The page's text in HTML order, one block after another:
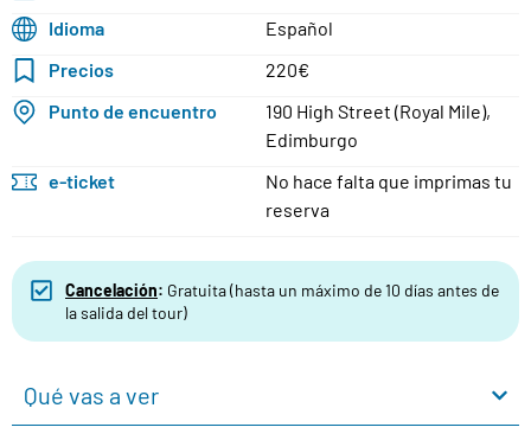
Idioma
Español
Precios
220€
Punto de encuentro
190 High Street (Royal Mile),
Edimburgo
e-ticket
No hace falta que imprimas tu
reserva
Cancelación: Gratuita (hasta un máximo de 10 días antes de
la salida del tour)
Qué vas a ver